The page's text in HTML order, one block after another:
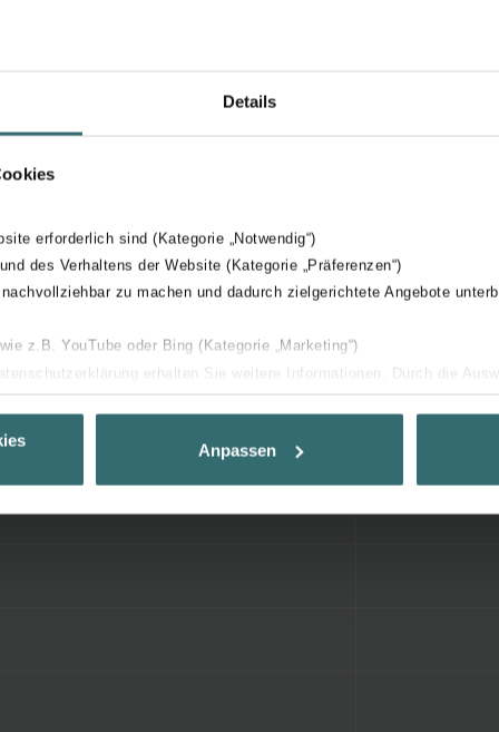
Details
erforderlich sind (Kategorie „Notwendig“)
des Verhaltens der Website (Kategorie „Präferenzen“)
zu machen und dadurch zielgerichtete Angebote
z.B. YouTube oder Bing (Kategorie „Marketing“)
erhalten Sie weitere Informationen. Durch die
Ihnen die bestmögliche Nutzererfahrung zu ermöglichen und Ihnen
Verfügung zu stellen. Alle Einwilligungen können Sie
Anpassen